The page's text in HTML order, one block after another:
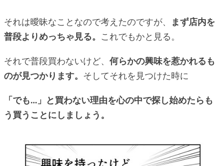
それは曖昧なことなので考えたのですが、
まず店内を
普段よりめっちゃ見る。 これでもかと見る。
それで普段買わないけど、 何らかの興味を惹かれるも
のが見つかります。 そしてそれを見つけた時に
「でも…」と買わない理由を心の中で探し始めたらも
う買うことにしましょう。